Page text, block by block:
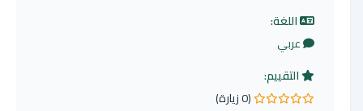
اللغة:
عربي
التقييم:
0.0 من 5 نجوم
(0 زيارة)